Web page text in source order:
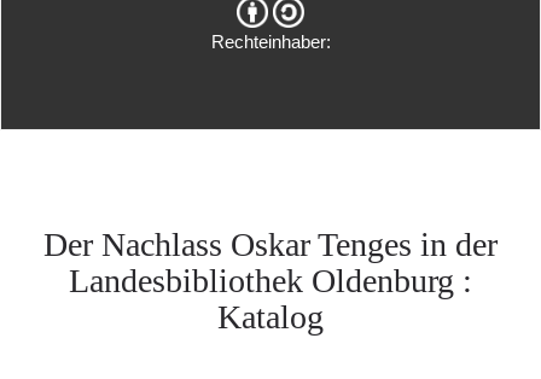
Rechteinhaber:
Der Nachlass Oskar Tenges in der
Landesbibliothek Oldenburg :
Katalog